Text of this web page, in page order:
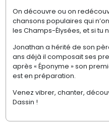
On découvre ou on
chansons populaires qui
les Champs-Élysées, et si tu
Jonathan a hérité de son
ans déjà il composait ses
après « Éponyme » son
est en préparation.
Venez vibrer, chanter,
Dassin !